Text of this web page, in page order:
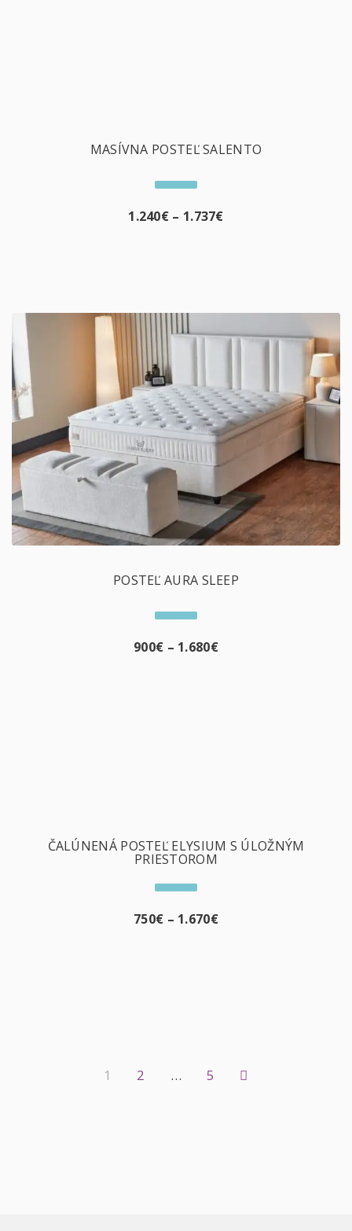
MASÍVNA POSTEĽ SALENTO
1.240€ – 1.737€
POSTEĽ AURA SLEEP
900€ – 1.680€
ČALÚNENÁ POSTEĽ ELYSIUM S ÚLOŽNÝM
PRIESTOROM
750€ – 1.670€
1 2 … 5